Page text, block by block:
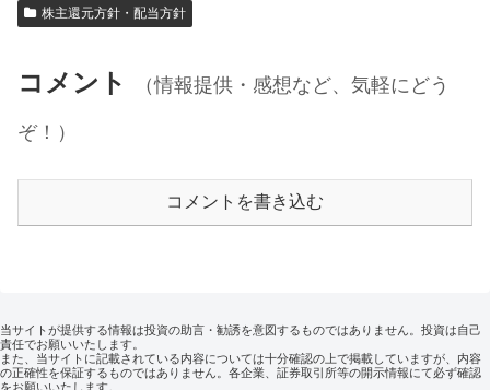
株主還元方針・配当方針
コメント
（情報提供・感想など、気軽にどう
ぞ！）
コメントを書き込む
当サイトが提供する情報は投資の助言・勧誘を意図するものではありません。投資は自己
責任でお願いいたします。
また、当サイトに記載されている内容については十分確認の上で掲載していますが、内容
の正確性を保証するものではありません。各企業、証券取引所等の開示情報にて必ず確認
をお願いいたします。